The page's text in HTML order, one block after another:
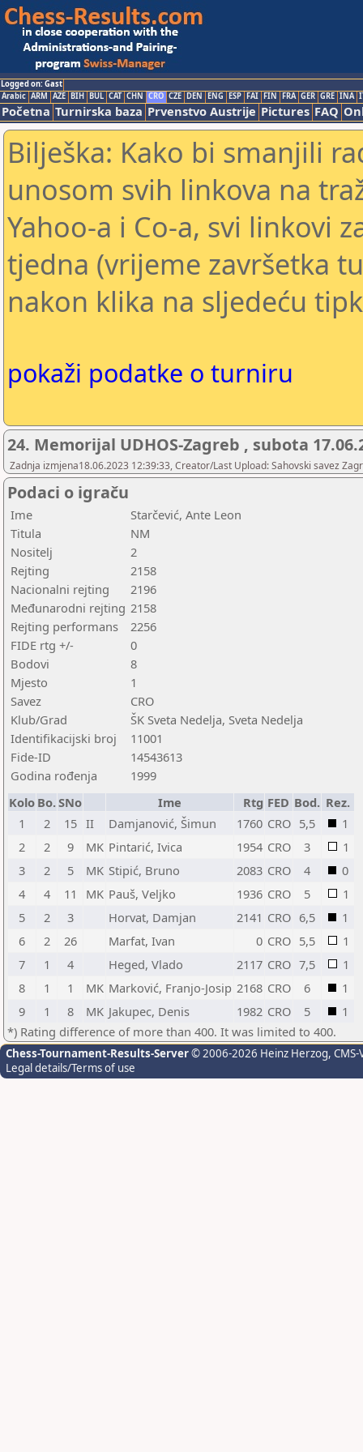
Logged on: Gast
Arabic ARM AZE BIH BUL CAT CHN CRO CZE DEN ENG ESP FAI FIN FRA GER GRE INA
Početna Turnirska baza Prvenstvo Austrije Pictures FAQ
Bilješka: Kako bi smanjili
unosom svih linkova na
Yahoo-a i Co-a, svi linkovi
tjedna (vrijeme završetka
nakon klika na sljedeću
pokaži podatke o turniru
24. Memorijal UDHOS-Zagreb , subota
Zadnja izmjena18.06.2023 12:39:33, Creator/Last Upload: Sahovski savez
Podaci o igraču
Ime
Starčević, Ante Leon
Titula
NM
Nositelj
2
Rejting
2158
Nacionalni rejting
2196
Međunarodni rejting 2158
Rejting performans
2256
FIDE rtg +/-
0
Bodovi
8
Mjesto
1
Savez
CRO
Klub/Grad
ŠK Sveta Nedelja, Sveta Nedelja
Identifikacijski broj
11001
Fide-ID
14543613
Godina rođenja
1999
Kolo Bo.SNo Ime Rtg FED Bod. Rez.
1
2 15 II Damjanović, Šimun 1760 CRO 5,5
1
2
2 9 MK Pintarić, Ivica 1954 CRO 3
1
3
2 5 MK Stipić, Bruno 2083 CRO 4
0
4
4 11 MK Pauš, Veljko 1936 CRO 5
1
5
2 3 Horvat, Damjan 2141 CRO 6,5
1
6
2 26 Marfat, Ivan 0 CRO 5,5
1
7
1 4 Heged, Vlado 2117 CRO 7,5
1
8
1 1 MK Marković, Franjo-Josip 2168 CRO 6
1
9
1 8 MK Jakupec, Denis 1982 CRO 5
1
*) Rating difference of more than 400. It was limited to 400.
Chess-Tournament-Results-Server© 2006-2026 Heinz Herzog,
Legal details/Terms of use